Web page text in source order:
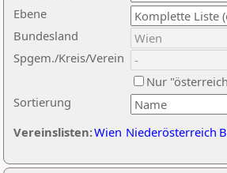
Ebene
Sortierung
Bundesland
Spgem./Kreis/Verein
Nur
Vereinslisten:Wien Niederösterreich